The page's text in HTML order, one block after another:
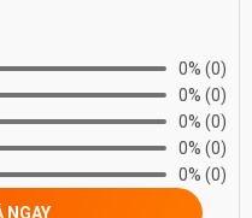
0% (0)
0% (0)
0% (0)
0% (0)
0% (0)
NGAY